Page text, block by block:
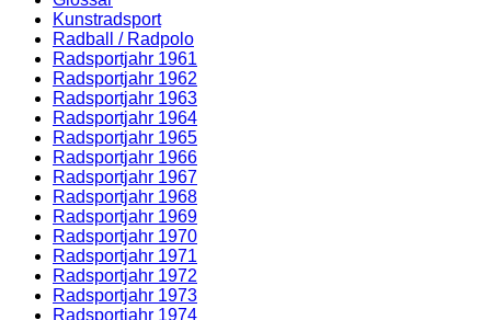
Kunstradsport
Radball / Radpolo
Radsportjahr 1961
Radsportjahr 1962
Radsportjahr 1963
Radsportjahr 1964
Radsportjahr 1965
Radsportjahr 1966
Radsportjahr 1967
Radsportjahr 1968
Radsportjahr 1969
Radsportjahr 1970
Radsportjahr 1971
Radsportjahr 1972
Radsportjahr 1973
Radsportjahr 1974